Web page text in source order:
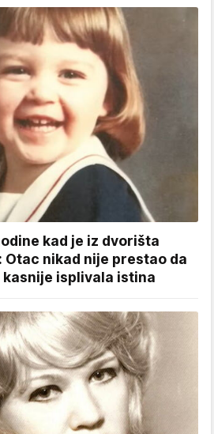
kad je iz dvorišta
nikad nije prestao da
isplivala istina